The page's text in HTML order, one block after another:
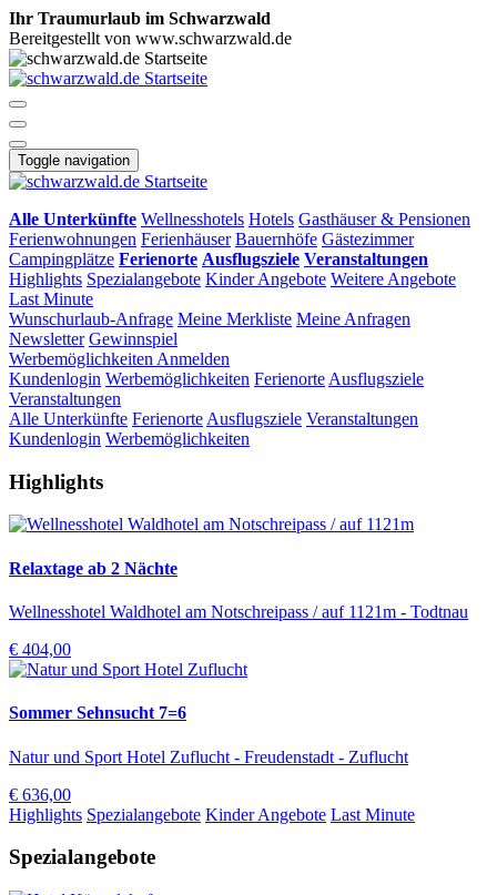
Ihr Traumurlaub im Schwarzwald
Bereitgestellt von www.schwarzwald.de
Toggle navigation
Alle Unterkünfte Wellnesshotels Hotels Gasthäuser & Pensionen
Ferienwohnungen Ferienhäuser Bauernhöfe Gästezimmer
Campingplätze Ferienorte Ausflugsziele Veranstaltungen
Highlights Spezialangebote Kinder Angebote Weitere Angebote
Last Minute
Wunschurlaub-Anfrage Meine Merkliste Meine Anfragen
Newsletter Gewinnspiel
Werbemöglichkeiten Anmelden
Kundenlogin Werbemöglichkeiten Ferienorte Ausflugsziele
Veranstaltungen
Alle Unterkünfte Ferienorte Ausflugsziele Veranstaltungen
Kundenlogin Werbemöglichkeiten
Highlights
Relaxtage ab 2 Nächte
Wellnesshotel Waldhotel am Notschreipass / auf 1121m - Todtnau
€ 404,00
Sommer Sehnsucht 7=6
Natur und Sport Hotel Zuflucht - Freudenstadt - Zuflucht
€ 636,00
Highlights Spezialangebote Kinder Angebote Last Minute
Spezialangebote